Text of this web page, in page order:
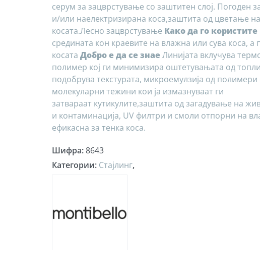
серум за зацврстување со заштитен слој. Погоден
и/или наелектризирана коса,заштита од цветање
косата.Лесно зацврстување Како да го користите
средината кон краевите на влажна или сува коса, а
косата Добро е да се знаеЛинијата вклучува
полимер кој ги минимизира оштетувањата од
подобрува текстурата, микроемулзија од
молекуларни тежини кои ја измазнуваат ги
затвараат кутикулите,заштита од загадување на
и контаминација, UV филтри и смоли отпорни на
ефикасна за тенка коса.
Шифра:8643
Категории: Стајлинг,